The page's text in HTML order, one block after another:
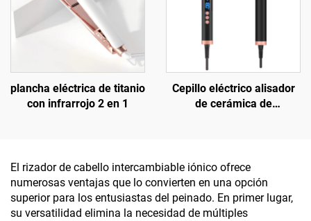
plancha eléctrica de titanio
con infrarrojo 2 en 1
Cepillo eléctrico alisador
de cerámica de
El rizador de cabello intercambiable iónico ofrece
numerosas ventajas que lo convierten en una opción
superior para los entusiastas del peinado. En primer lugar,
su versatilidad elimina la necesidad de múltiples